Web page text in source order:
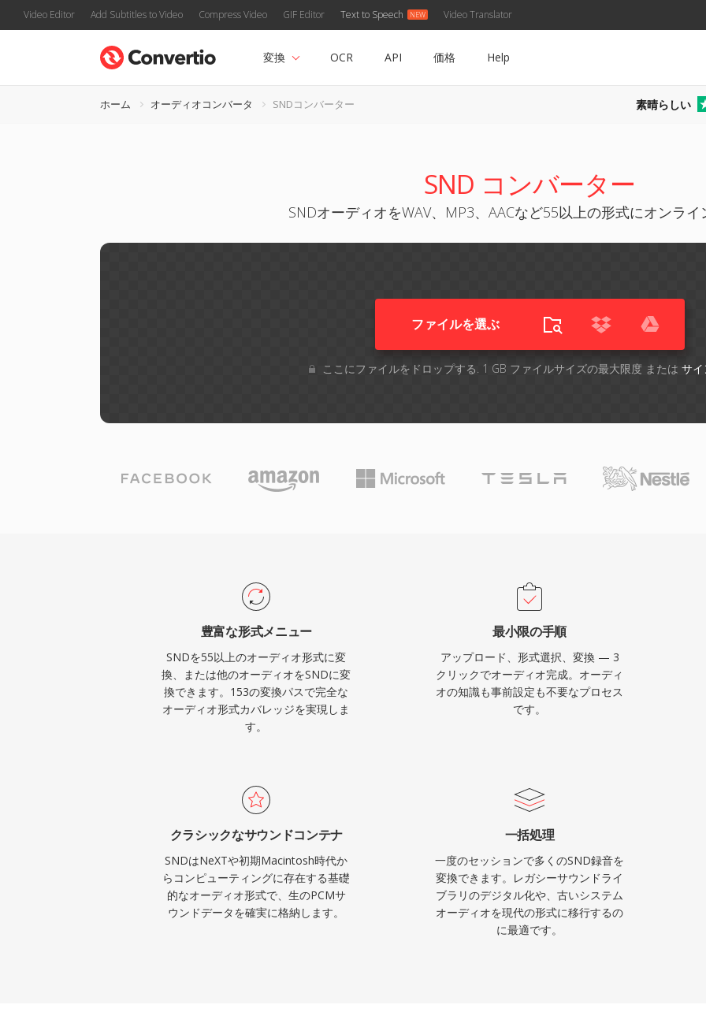
Video Editor Add Subtitles to Video Compress Video GIF Editor Text to Speech Video Translator
変換 OCR API 価格 Help
ホーム オーディオコンバータ SNDコンバーター 素晴らしい
SND コンバーター
SNDオーディオをWAV、MP3、AACなど55以上の形式にオンライ
ファイルを選ぶ
ここにファイルをドロップする. 1 GB ファイルサイズの最大限度 または サ
豊富な形式メニュー
SNDを55以上のオーディオ形式に変
換、または他のオーディオをSNDに変
換できます。153の変換パスで完全な
オーディオ形式カバレッジを実現しま
す。
最小限の手順
アップロード、形式選択、変換 — 3
クリックでオーディオ完成。オーディ
オの知識も事前設定も不要なプロセス
です。
クラシックなサウンドコンテナ
SNDはNeXTや初期Macintosh時代か
らコンピューティングに存在する基礎
的なオーディオ形式で、生のPCMサ
ウンドデータを確実に格納します。
一括処理
一度のセッションで多くのSND録音を
変換できます。レガシーサウンドライ
ブラリのデジタル化や、古いシステム
オーディオを現代の形式に移行するの
に最適です。